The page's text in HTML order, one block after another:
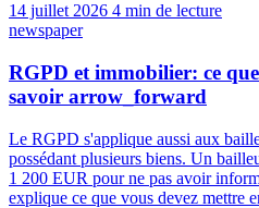
14 juillet 2026 4 min de lecture
newspaper
RGPD et immobilier: ce
savoir arrow_forward
Le RGPD s'applique aussi aux
possédant plusieurs biens. Un
1 200 EUR pour ne pas avoir
explique ce que vous devez mettre